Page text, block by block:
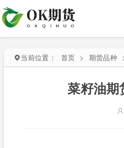
当前位置： 首页 > 期货品种
菜籽油期